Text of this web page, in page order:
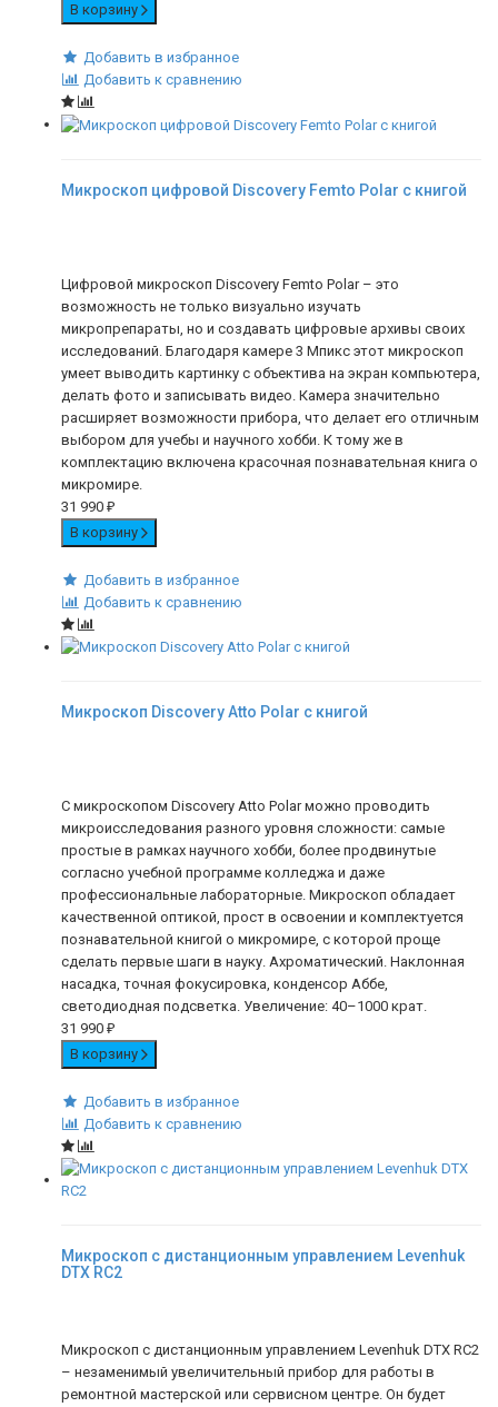
В корзину
Добавить в избранное
Добавить к сравнению
Микроскоп цифровой Discovery Femto Polar с книгой
Цифровой микроскоп Discovery Femto Polar – это
возможность не только визуально изучать
микропрепараты, но и создавать цифровые архивы своих
исследований. Благодаря камере 3 Мпикс этот микроскоп
умеет выводить картинку с объектива на экран компьютера,
делать фото и записывать видео. Камера значительно
расширяет возможности прибора, что делает его отличным
выбором для учебы и научного хобби. К тому же в
комплектацию включена красочная познавательная книга о
микромире.
31 990 ₽
В корзину
Добавить в избранное
Добавить к сравнению
Микроскоп Discovery Atto Polar с книгой
С микроскопом Discovery Atto Polar можно проводить
микроисследования разного уровня сложности: самые
простые в рамках научного хобби, более продвинутые
согласно учебной программе колледжа и даже
профессиональные лабораторные. Микроскоп обладает
качественной оптикой, прост в освоении и комплектуется
познавательной книгой о микромире, с которой проще
сделать первые шаги в науку. Ахроматический. Наклонная
насадка, точная фокусировка, конденсор Аббе,
светодиодная подсветка. Увеличение: 40–1000 крат.
31 990 ₽
В корзину
Добавить в избранное
Добавить к сравнению
Микроскоп с дистанционным управлением Levenhuk
DTX RC2
Микроскоп с дистанционным управлением Levenhuk DTX RC2
– незаменимый увеличительный прибор для работы в
ремонтной мастерской или сервисном центре. Он будет